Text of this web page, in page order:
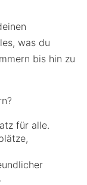
was du
bis hin zu
für alle.